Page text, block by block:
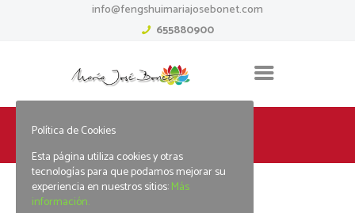
info@fengshuimariajosebonet.com
655880900
Política de Cookies
Esta página utiliza cookies y otras
tecnologías para que podamos mejorar su
experiencia en nuestros sitios:Más
información.